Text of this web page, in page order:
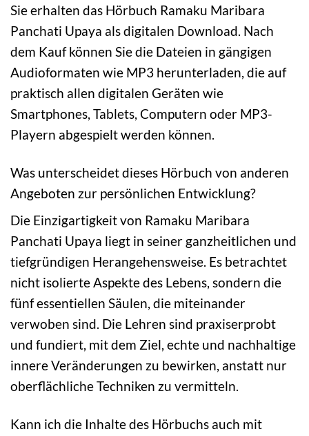
Sie erhalten das Hörbuch Ramaku Maribara
Panchati Upaya als digitalen Download. Nach
dem Kauf können Sie die Dateien in gängigen
Audioformaten wie MP3 herunterladen, die auf
praktisch allen digitalen Geräten wie
Smartphones, Tablets, Computern oder MP3-
Playern abgespielt werden können.
Was unterscheidet dieses Hörbuch von anderen
Angeboten zur persönlichen Entwicklung?
Die Einzigartigkeit von Ramaku Maribara
Panchati Upaya liegt in seiner ganzheitlichen und
tiefgründigen Herangehensweise. Es betrachtet
nicht isolierte Aspekte des Lebens, sondern die
fünf essentiellen Säulen, die miteinander
verwoben sind. Die Lehren sind praxiserprobt
und fundiert, mit dem Ziel, echte und nachhaltige
innere Veränderungen zu bewirken, anstatt nur
oberflächliche Techniken zu vermitteln.
Kann ich die Inhalte des Hörbuchs auch mit